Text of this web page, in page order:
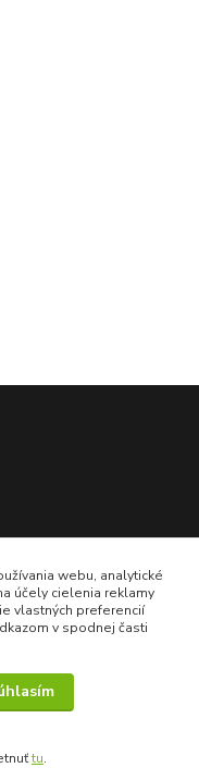
webu, analytické
účely cielenia reklamy
vlastných preferencií
v spodnej časti
tu.